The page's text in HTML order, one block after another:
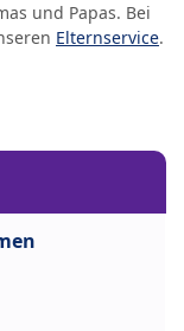
und Papas. Bei
Elternservice.